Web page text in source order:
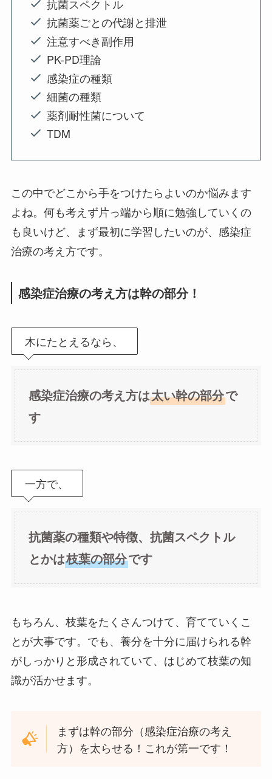
抗菌スペクトル
抗菌薬ごとの代謝と排泄
注意すべき副作用
PK-PD理論
感染症の種類
細菌の種類
薬剤耐性菌について
TDM
この中でどこから手をつけたらよいのか悩みます
よね。何も考えず片っ端から順に勉強していくの
も良いけど、まず最初に学習したいのが、感染症
治療の考え方です。
感染症治療の考え方は幹の部分！
木にたとえるなら、
感染症治療の考え方は太い幹の部分で
す
一方で、
抗菌薬の種類や特徴、抗菌スペクトル
とかは枝葉の部分です
もちろん、枝葉をたくさんつけて、育てていくこ
とが大事です。でも、養分を十分に届けられる幹
がしっかりと形成されていて、はじめて枝葉の知
識が活かせます。
まずは幹の部分（感染症治療の考え
方）を太らせる！これが第一です！